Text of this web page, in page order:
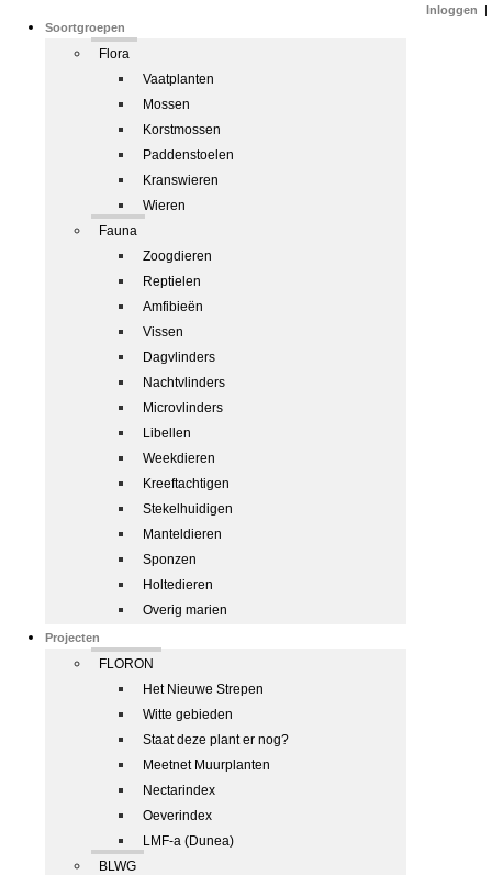
Soortgroepen
Flora
Vaatplanten
Mossen
Korstmossen
Paddenstoelen
Kranswieren
Wieren
Fauna
Zoogdieren
Reptielen
Amfibieën
Vissen
Dagvlinders
Nachtvlinders
Microvlinders
Libellen
Weekdieren
Kreeftachtigen
Stekelhuidigen
Manteldieren
Sponzen
Holtedieren
Overig marien
Projecten
FLORON
Het Nieuwe Strepen
Witte gebieden
Staat deze plant er nog?
Meetnet Muurplanten
Nectarindex
Oeverindex
LMF-a (Dunea)
BLWG
Inloggen |